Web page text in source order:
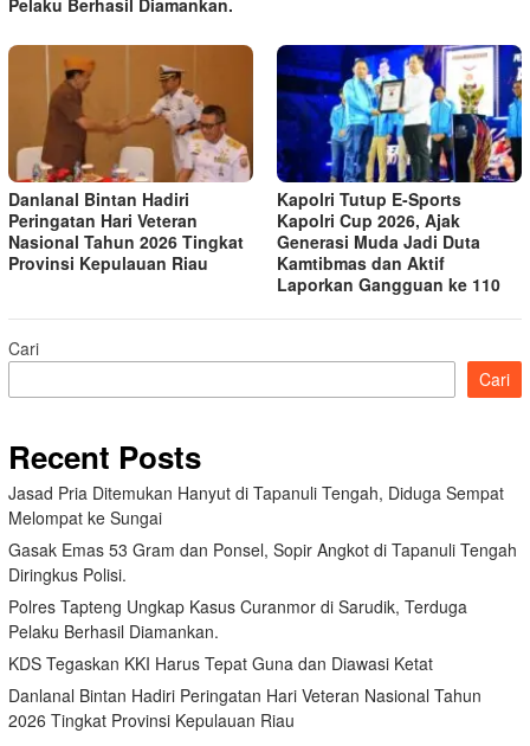
Danlanal Bintan Hadiri
Peringatan Hari Veteran
Nasional Tahun 2026 Tingkat
Provinsi Kepulauan Riau
Kapolri Tutup E-Sports
Kapolri Cup 2026, Ajak
Generasi Muda Jadi Duta
Kamtibmas dan Aktif
Laporkan Gangguan ke 110
Cari
Cari
Recent Posts
Jasad Pria Ditemukan Hanyut di Tapanuli Tengah, Diduga Sempat
Melompat ke Sungai
Gasak Emas 53 Gram dan Ponsel, Sopir Angkot di Tapanuli Tengah
Diringkus Polisi.
Polres Tapteng Ungkap Kasus Curanmor di Sarudik, Terduga
Pelaku Berhasil Diamankan.
KDS Tegaskan KKI Harus Tepat Guna dan Diawasi Ketat
Danlanal Bintan Hadiri Peringatan Hari Veteran Nasional Tahun
2026 Tingkat Provinsi Kepulauan Riau